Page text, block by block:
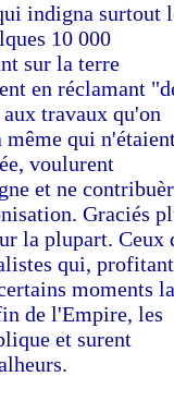
indigna surtout
10 000
sur la terre
en réclamant
travaux qu'on
qui
voulurent
et ne
Graciés
la plupart. Ceux
qui,
moments la
de l'Empire, les
et surent